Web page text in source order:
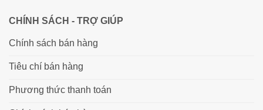
CHÍNH SÁCH - TRỢ GIÚP
Chính sách bán hàng
Tiêu chí bán hàng
Phương thức thanh toán